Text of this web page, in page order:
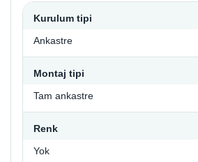
Kurulum tipi
Ankastre
Montaj tipi
Tam ankastre
Renk
Yok